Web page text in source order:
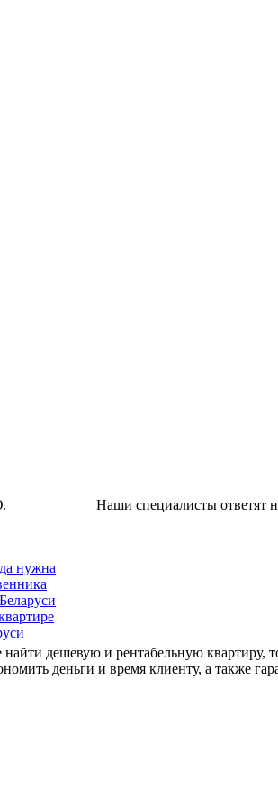
ответят на любой
нужна
дешевую и рентабельную квартиру,
деньги и время клиенту, а также